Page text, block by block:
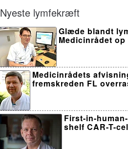
Nyeste lymfekræft
Glæde blandt
Medicinrådet
Medicinrådets
fremskreden FL
First-in-
shelf CAR-T-